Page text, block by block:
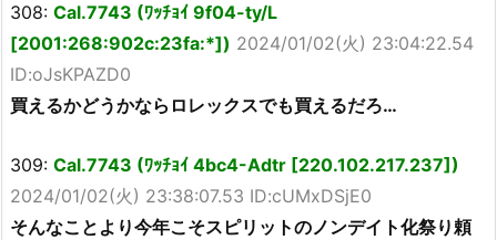
308: Cal.7743 (ﾜｯﾁｮｲ 9f04-ty/L
[2001:268:902c:23fa:*]) 2024/01/02(火) 23:04:22.54
ID:oJsKPAZD0
買えるかどうかならロレックスでも買えるだろ…
309: Cal.7743 (ﾜｯﾁｮｲ 4bc4-Adtr [220.102.217.237])
2024/01/02(火) 23:38:07.53 ID:cUMxDSjE0
そんなことより今年こそスピリットのノンデイト化祭り頼